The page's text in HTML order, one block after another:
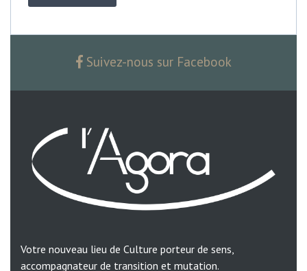
Suivez-nous sur Facebook
Votre nouveau lieu de Culture porteur de sens,
accompagnateur de transition et mutation.